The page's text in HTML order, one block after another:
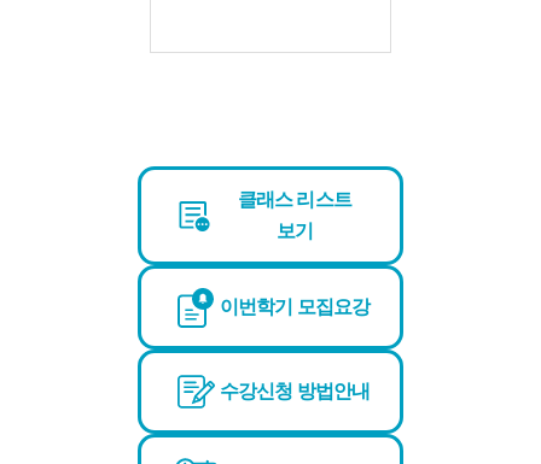
클래스 리스트
보기
이번학기 모집요강
수강신청 방법안내